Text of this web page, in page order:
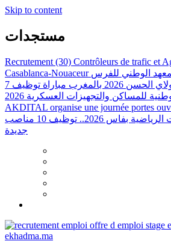
Skip to content
مستجدات
Recrutement (30) Contrôleurs de trafic et
Casablanca-Nouaceur الوطني للفرس
2026 بالمغرب
مباراة توظيف 7
للمساكن والتجهيزات العسكرية 2026
AKDITAL organise une journée portes
توظيف شركة المنشآت الرياضية بفاس 2026.. توظيف 10 مناصب
جديدة